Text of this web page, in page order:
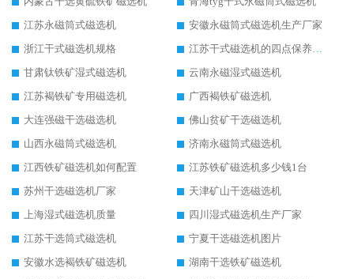
江苏永磁筒式磁选机
安徽永磁筒式磁选机生产厂家
浙江干式磁选机规格
江苏干式磁选机的四点保养秘籍
甘肃钛铁矿湿式磁选机
云南永磁湿式磁选机
江苏褐铁矿专用磁选机
广西褐铁矿磁选机
大连强磁干选磁选机
佛山贫矿干选磁选机
山西永磁筒式磁选机
济南永磁筒式磁选机
江西铁矿磁选机如何配置
江苏铁矿磁选机多少钱1台
苏州干选磁选机厂家
天津矿山干选磁选机
上海湿式磁选机质量
四川湿式磁选机生产厂家
江苏干选筒式磁选机
宁夏干选磁选机图片
安徽水选褐铁矿磁选机
湖南干选铁矿磁选机